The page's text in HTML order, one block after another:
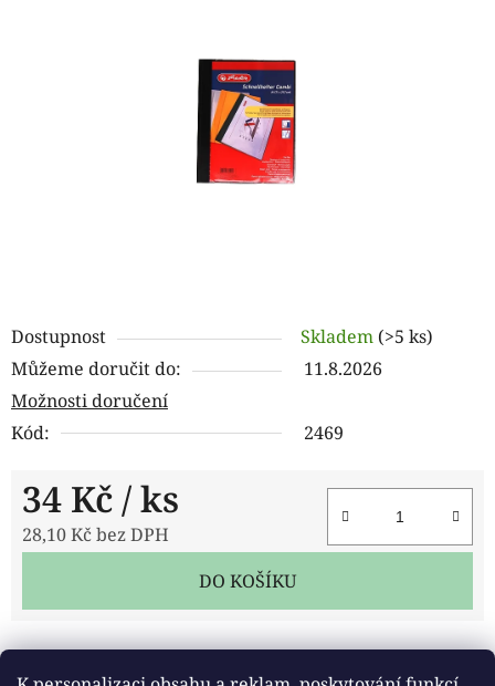
Dostupnost Skladem (>5 ks)
Můžeme doručit do:
11.8.2026
Možnosti doručení
Kód:
2469
34 Kč / ks
28,10 Kč bez DPH
DO KOŠÍKU